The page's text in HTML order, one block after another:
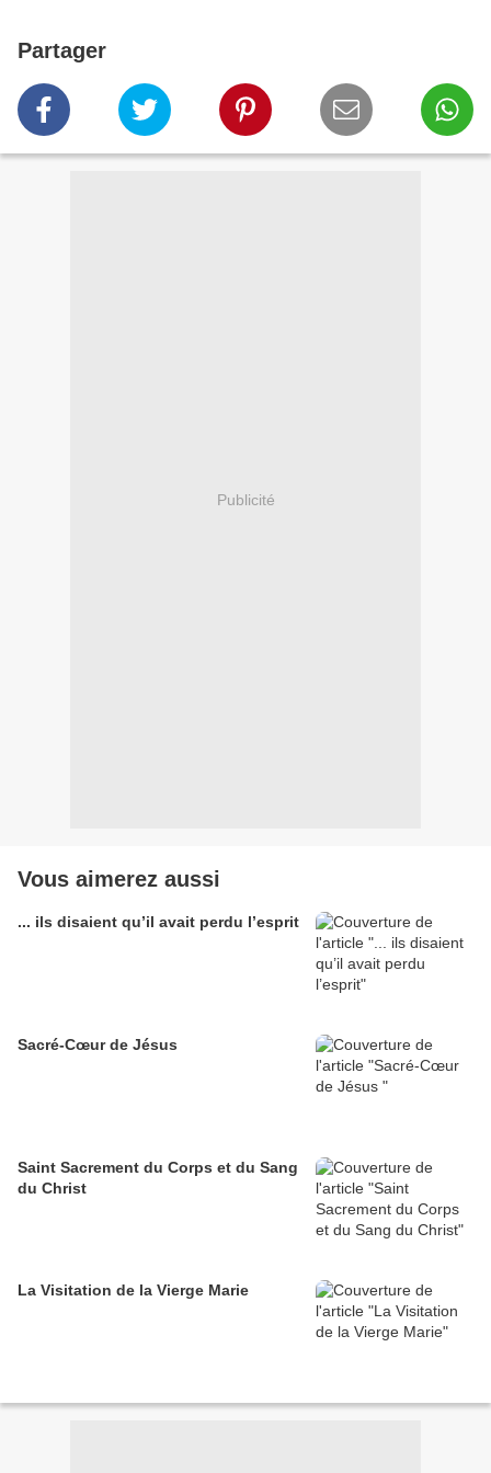
Partager
Publicité
Vous aimerez aussi
... ils disaient qu’il avait perdu l’esprit
Sacré-Cœur de Jésus
Saint Sacrement du Corps et du Sang
du Christ
La Visitation de la Vierge Marie